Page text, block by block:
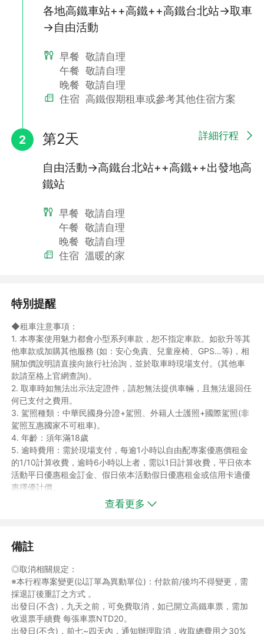
價補足差額。若辦理日期或車次變更，須於出發日前一天將車票送
達易遊網(總公司或任一門市)辦理。
3. 去回程車票，不得做單程退票，套裝車票一經開票不可變更張
4. 旅客持本行程專案優惠車票於乘車途中如有補票需求時，其補票
票價不再適用原優惠折扣。
5. 由於高鐵座位為電腦系統劃位恕同行者無法指定座位及車廂，且
預定車班如遇客滿將改訂前後2小時內班次，造成不便，敬請見
7.年滿0-5歲可購買嬰兒價【僅含保險】。
8.年滿0-6歲可購買兒童不佔床【含高鐵車票兒童票及保險】
票】。◎【如訂購選擇『兒童不佔床』僅提供高鐵來回票及保險，
如現場接送及飯店相關規定費用敬請自理】
◎凡訂購『孩童』票種者，訂購後請提供有效證件影本以利購票作
◎凡訂購『資深公民』票種者，訂購後請提供附照片之有效證件影
本以利購票作業。
◎凡訂購『愛心票』票種者，訂購後請提供殘障手冊證明正反面之
◎敬老票：國人年滿65歲以上之資深公民(乘車當日需滿65歲)。
留證上註記有「國內大眾運輸工具及公立育樂場所優待」字樣）之
65歲以上人士，享有敬老優惠。
◎愛心票：持有身心障礙手冊之中華民國國民，及其監護人或必要
之陪伴人。
各地高鐵車站++高鐵++高鐵台北站→取車
→自由活動
早餐 敬請自理
午餐 敬請自理
晚餐 敬請自理
住宿 高鐵假期租車或參考其他住宿方案
2 第2天 詳細行程
自由活動→高鐵台北站++高鐵++出發地高
鐵站
早餐 敬請自理
午餐 敬請自理
晚餐 敬請自理
住宿 溫暖的家
特別提醒
◆租車注意事項：
1. 本專案使用魅力都會小型系列車款，恕不指定車款。如欲升等其
他車款或加購其他服務 (如：安心免責、兒童座椅、GPS…等)，相
關加價說明請直接向旅行社洽詢，並於取車時現場支付。(其他車
款請至格上官網查詢)。
2. 取車時如無法出示法定證件，請恕無法提供車輛，且無法退回任
何已支付之費用。
3. 駕照種類：中華民國身分證+駕照、外籍人士護照+國際駕照(非
駕照互惠國家不可租車)。
4. 年齡：須年滿18歲
5. 逾時費用：需於現場支付，每逾1小時以自由配專案優惠價租金
的1/10計算收費，逾時6小時以上者，需以1日計算收費，平日依本
活動平日優惠租金訂金、假日依本活動假日優惠租金或信用卡適優
惠擇優計價。
6. 格上採里程費收費，每台車均隨車提供中油/台塑加油卡。出車
前門市人員與客戶雙方確認出車里程，並於出租契約記錄。還車
官網：https://www.car-
7. 本專案不適用甲租乙還服務。
8. 本專案不包含附加配件租用(如兒童安全座椅、增高墊、導航設
備、行車記錄器、活氧殺菌清淨機)與附加服務(安心免責服務)，若
顧客有附加配件或服務之需求，請於訂購商品時向旅行社提出需求
並完成預約，取車時以信用卡支付款項。
查看更多
備註
◎取消相關規定：
※本行程專案變更(以訂單為異動單位)：付款前/後均不得變更，需
採退訂後重訂之方式 。
出發日(不含)，九天之前，可免費取消，如已開立高鐵車票，需加
收退票手續費 每張車票NTD20。
出發日(不含)，前七~四天內，通知辦理取消，收取總費用之30%